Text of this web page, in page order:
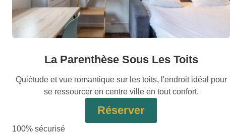
La Parenthèse Sous Les Toits
Quiétude et vue romantique sur les toits, l'endroit idéal pour
se ressourcer en centre ville en tout confort.
Réserver
100% sécurisé